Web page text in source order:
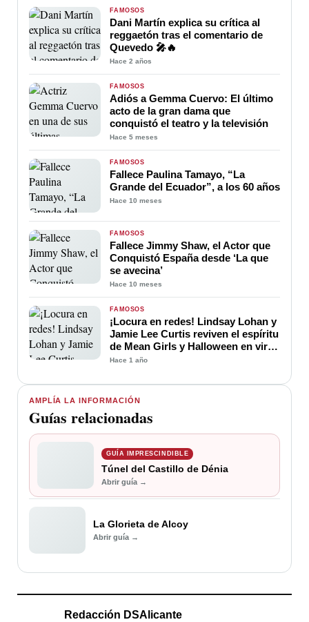
AMPLÍA LA INFORMACIÓN
Guías relacionadas
GUÍA IMPRESCINDIBLE
Túnel del Castillo de Dénia
Abrir guía →
La Glorieta de Alcoy
Abrir guía →
FAMOSOS
Dani Martín explica su crítica al
reggaetón tras el comentario de
Quevedo 🎤🔥
Hace 2 años
FAMOSOS
Adiós a Gemma Cuervo: El último
acto de la gran dama que
conquistó el teatro y la televisión
Hace 5 meses
FAMOSOS
Fallece Paulina Tamayo, “La
Grande del Ecuador”, a los 60 años
Hace 10 meses
FAMOSOS
Fallece Jimmy Shaw, el Actor que
Conquistó España desde ‘La que
se avecina’
Hace 10 meses
FAMOSOS
¡Locura en redes! Lindsay Lohan y
Jamie Lee Curtis reviven el espíritu
de Mean Girls y Halloween en viral
reunión
Hace 1 año
Redacción DSAlicante